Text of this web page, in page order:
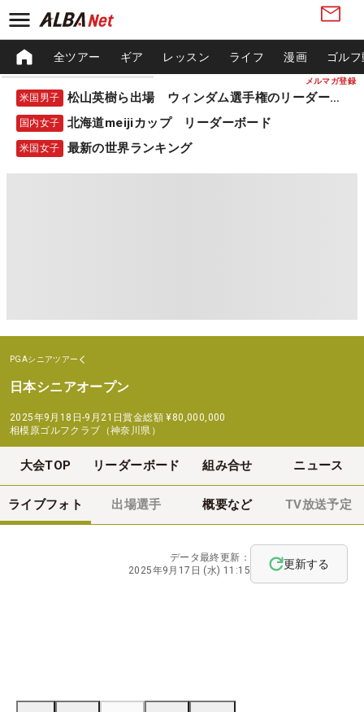
メルマガ登録
全ツアー ギア レッスン ライフ 漫画 ゴル
米国男子 松山英樹ら出場 ウィンダム選手権のリーダーボード
国内女子 北海道meijiカップ リーダーボード
米国女子 最新の世界ランキング
PGAシニアツアー
日本シニアオープン
2025年9月18日-9月21日賞金総額 ¥80,000,000
相模原ゴルフクラブ（神奈川県）
大会TOP リーダーボード 組み合せ ニュース
ライブフォト 出場選手 概要など TV放送予定
データ最終更新：
2025年9月17日 (水) 11:15
更新する